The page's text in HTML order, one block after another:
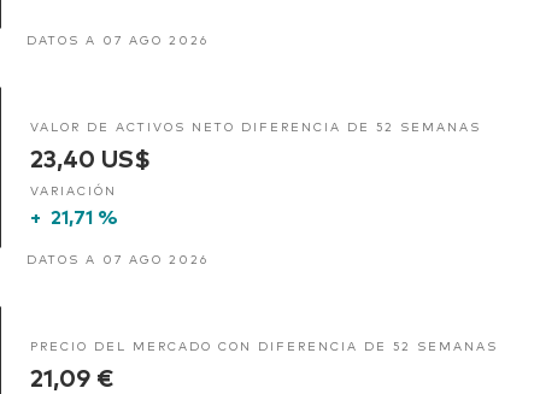
DATOS A 07 AGO 2026
VALOR DE ACTIVOS NETO DIFERENCIA DE 52 SEMANAS
23,40 US$
VARIACIÓN
+ 21,71 %
DATOS A 07 AGO 2026
PRECIO DEL MERCADO CON DIFERENCIA DE 52 SEMANAS
21,09 €